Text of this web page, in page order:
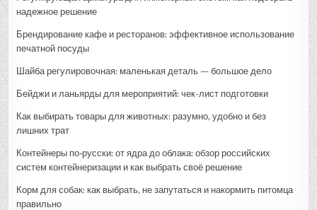
надежное решение
Брендирование кафе и ресторанов: эффективное использование
печатной посуды
Шайба регулировочная: маленькая деталь — большое дело
Бейджи и ланьярды для мероприятий: чек-лист подготовки
Как выбирать товары для животных: разумно, удобно и без
лишних трат
Контейнеры по‑русски: от ядра до облака: обзор российских
систем контейнеризации и как выбрать своё решение
Корм для собак: как выбрать, не запутаться и накормить питомца
правильно